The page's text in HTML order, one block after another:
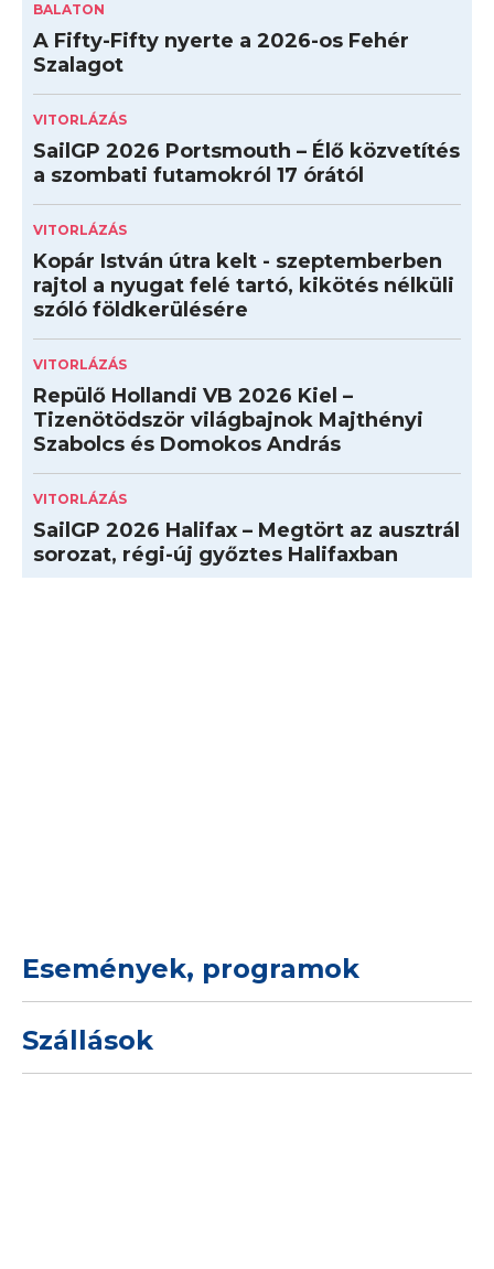
BALATON
A Fifty-Fifty nyerte a 2026-os Fehér
Szalagot
VITORLÁZÁS
SailGP 2026 Portsmouth – Élő közvetítés
a szombati futamokról 17 órától
VITORLÁZÁS
Kopár István útra kelt - szeptemberben
rajtol a nyugat felé tartó, kikötés nélküli
szóló földkerülésére
VITORLÁZÁS
Repülő Hollandi VB 2026 Kiel –
Tizenötödször világbajnok Majthényi
Szabolcs és Domokos András
VITORLÁZÁS
SailGP 2026 Halifax – Megtört az ausztrál
sorozat, régi-új győztes Halifaxban
Események, programok
Szállások